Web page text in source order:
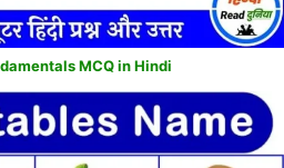
MCQ in Hindi